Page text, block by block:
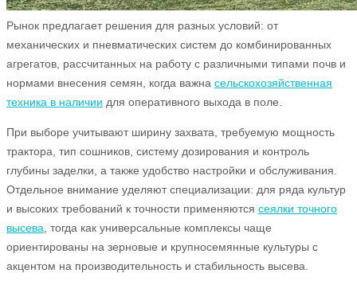
Рынок предлагает решения для разных условий: от
механических и пневматических систем до комбинированных
агрегатов, рассчитанных на работу с различными типами почв и
нормами внесения семян, когда важна сельскохозяйственная
техника в наличии для оперативного выхода в поле.
При выборе учитывают ширину захвата, требуемую мощность
трактора, тип сошников, систему дозирования и контроль
глубины заделки, а также удобство настройки и обслуживания.
Отдельное внимание уделяют специализации: для ряда культур
и высоких требований к точности применяются сеялки точного
высева , тогда как универсальные комплексы чаще
ориентированы на зерновые и крупносемянные культуры с
акцентом на производительность и стабильность высева.